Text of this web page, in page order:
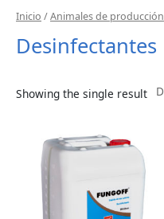
Inicio /Animales de producción
Desinfectantes
Showing the single result